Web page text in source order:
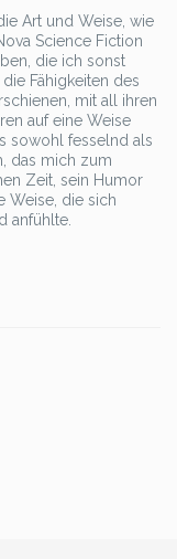
Art und Weise, wie
Science Fiction
die ich sonst
Fähigkeiten des
mit all ihren
auf eine Weise
sowohl fesselnd als
das mich zum
Zeit, sein Humor
Weise, die sich
anfühlte.